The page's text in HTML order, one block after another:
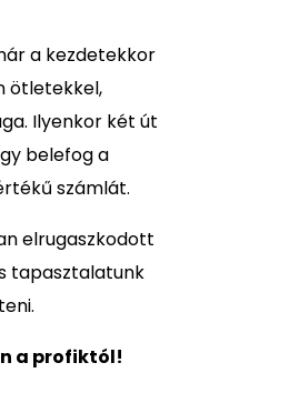
a kezdetekkor
ötletekkel,
Ilyenkor két út
belefog a
számlát.
elrugaszkodott
tapasztalatunk
a profiktól!